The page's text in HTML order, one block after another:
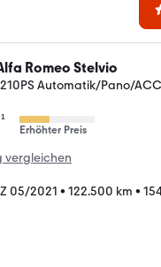
Romeo Stelvio
Automatik/Pano/ACC
¹
Erhöhter Preis
vergleichen
05/2021 • 122.500 km •